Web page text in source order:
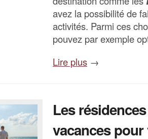
avez la possibilité de
activités. Parmi ces
pouvez par exemple
Lire plus →
Les
vacances pour